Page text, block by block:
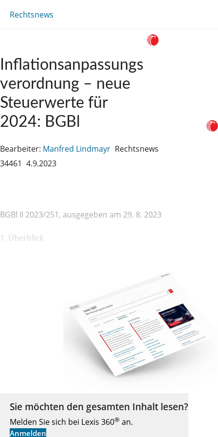
Rechtsnews
Inflationsanpassungs
verordnung – neue
Steuerwerte für
2024: BGBl
Bearbeiter: Manfred Lindmayr Rechtsnews
34461 4.9.2023
BGBl II 2023/251, ausgegeben am 29. 8. 2023
1. Überblick
Sie möchten den gesamten Inhalt lesen?
Melden Sie sich bei Lexis 360® an.
Anmelden